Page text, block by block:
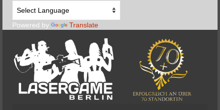
Powered by Translate